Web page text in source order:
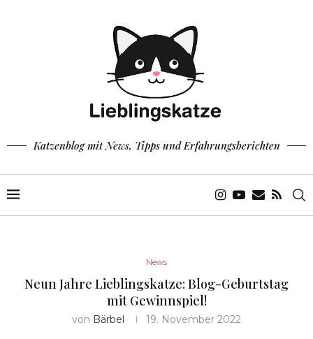
Katzenblog mit News, Tipps und Erfahrungsberichten
News
Neun Jahre Lieblingskatze: Blog-Geburtstag
mit Gewinnspiel!
von Bärbel 19. November 2022